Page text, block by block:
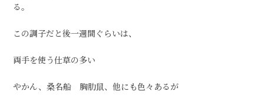
る。
この調子だと後一週間ぐらいは、
両手を使う仕草の多い
やかん、桑名船 胸肋鼠、他にも色々あるが